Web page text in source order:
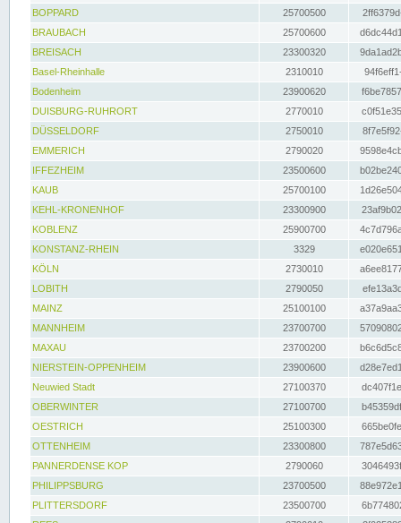
BOPPARD
25700500
BRAUBACH
25700600
BREISACH
23300320
Basel-Rheinhalle
2310010
Bodenheim
23900620
DUISBURG-RUHRORT
2770010
DÜSSELDORF
2750010
EMMERICH
2790020
IFFEZHEIM
23500600
KAUB
25700100
KEHL-KRONENHOF
23300900
KOBLENZ
25900700
KONSTANZ-RHEIN
3329
KÖLN
2730010
LOBITH
2790050
MAINZ
25100100
MANNHEIM
23700700
MAXAU
23700200
NIERSTEIN-OPPENHEIM
23900600
Neuwied Stadt
27100370
OBERWINTER
27100700
OESTRICH
25100300
OTTENHEIM
23300800
PANNERDENSE KOP
2790060
PHILIPPSBURG
23700500
PLITTERSDORF
23500700